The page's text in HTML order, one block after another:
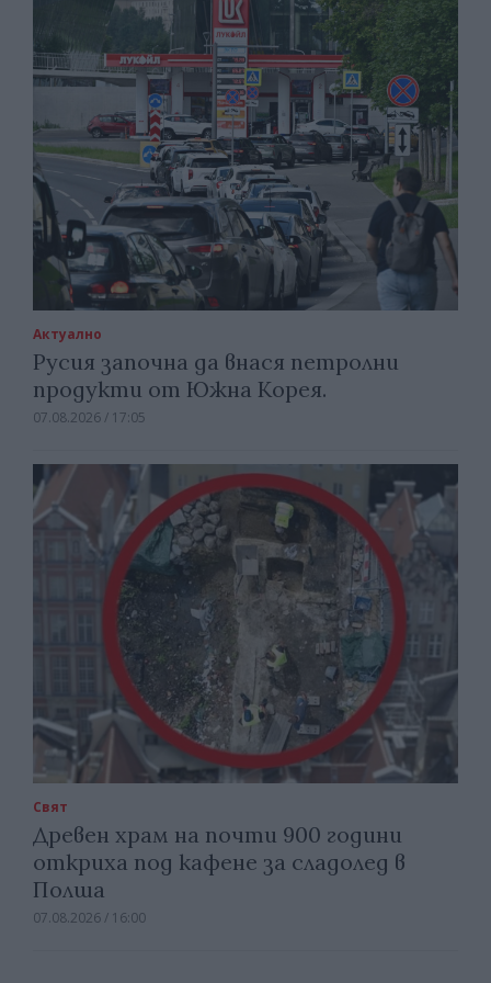
Актуално
Русия започна да внася петролни
продукти от Южна Корея.
07.08.2026 / 17:05
Свят
Древен храм на почти 900 години
откриха под кафене за сладолед в
Полша
07.08.2026 / 16:00